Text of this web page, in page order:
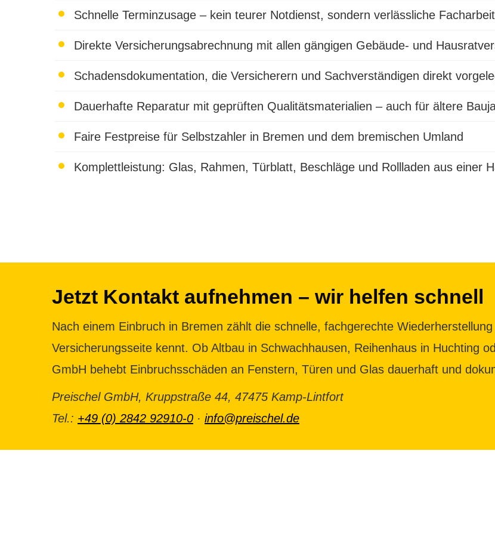
Schnelle Terminzusage – kein teurer Notdienst, sondern verlässliche Facharbeit
Direkte Versicherungsabrechnung mit allen gängigen Gebäude- und
Schadensdokumentation, die Versicherern und Sachverständigen direkt
Dauerhafte Reparatur mit geprüften Qualitätsmaterialien – auch für ältere
Faire Festpreise für Selbstzahler in Bremen und dem bremischen Umland
Komplettleistung: Glas, Rahmen, Türblatt, Beschläge und Rollladen aus einer
Jetzt Kontakt aufnehmen – wir helfen schnell
Nach einem Einbruch in Bremen zählt die schnelle, fachgerechte
Versicherungsseite kennt. Ob Altbau in Schwachhausen, Reihenhaus in Huchting
GmbH behebt Einbruchsschäden an Fenstern, Türen und Glas dauerhaft und
Preischel GmbH, Kruppstraße 44, 47475 Kamp-Lintfort
Tel.: +49 (0) 2842 92910-0 · info@preischel.de